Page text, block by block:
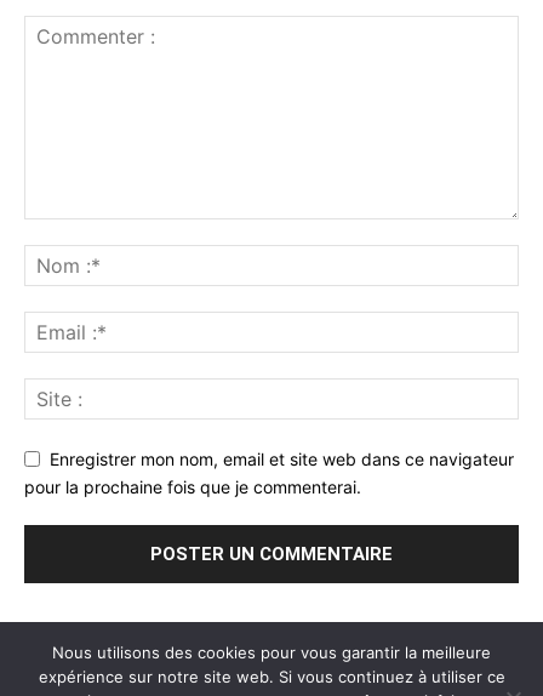
Enregistrer mon nom, email et site web dans ce navigateur
pour la prochaine fois que je commenterai.
Nous utilisons des cookies pour vous garantir la meilleure
expérience sur notre site web. Si vous continuez à utiliser ce